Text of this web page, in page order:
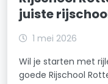
juiste
1 mei 2026
Wil je starten met
goede Rijschool